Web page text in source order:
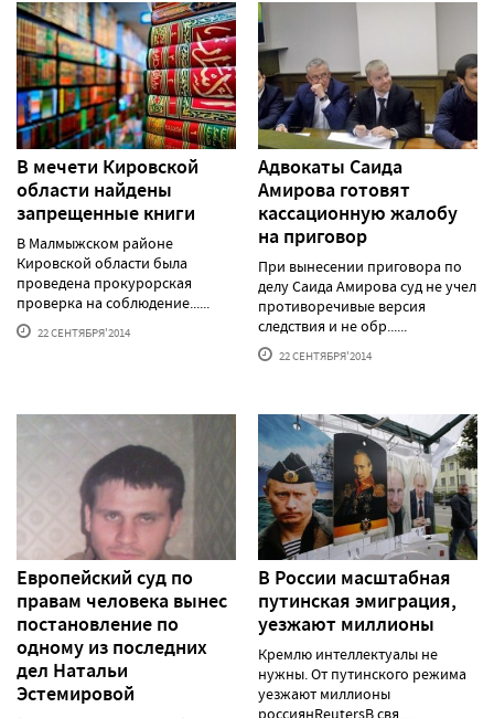
В мечети Кировской
области найдены
запрещенные книги
В Малмыжском районе
Кировской области была
проведена прокурорская
проверка на соблюдение......
22 СЕНТЯБРЯ'2014
Адвокаты Саида
Амирова готовят
кассационную жалобу
на приговор
При вынесении приговора по
делу Саида Амирова суд не учел
противоречивые версия
следствия и не обр......
22 СЕНТЯБРЯ'2014
Европейский суд по
правам человека вынес
постановление по
одному из последних
дел Натальи
Эстемировой
В России масштабная
путинская эмиграция,
уезжают миллионы
Кремлю интеллектуалы не
нужны. От путинского режима
уезжают миллионы
россиянReutersВ свя......